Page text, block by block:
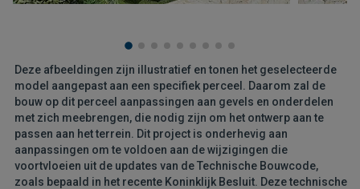
Deze afbeeldingen zijn illustratief en tonen het geselecteerde
model aangepast aan een specifiek perceel. Daarom zal de
bouw op dit perceel aanpassingen aan gevels en onderdelen
met zich meebrengen, die nodig zijn om het ontwerp aan te
passen aan het terrein. Dit project is onderhevig aan
aanpassingen om te voldoen aan de wijzigingen die
voortvloeien uit de updates van de Technische Bouwcode,
zoals bepaald in het recente Koninklijk Besluit. Deze technische